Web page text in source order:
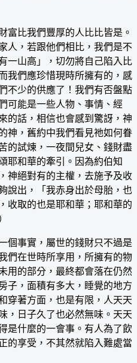
比我們豐厚的人比比皆是。
人，若跟他們相比，我們是不
一山高」，切勿將自己陷入比
我們應珍惜現時所擁有的，感
不少的供應了！我們有否盤點
可能是一些人物、事情、經
的話，相信也會感到驚訝，神
神，舊約中我們看見祂如何眷
的試煉，一夜間兒女、錢財盡
耶和華的牽引。因為約伯知
神絕對有的主權，去施予及收
說出，「我赤身出於母胎，也
收取的也是耶和華；耶和華的
事實，屬世的錢財只不過是
們在世時所享用，所擁有的物
用的部分，最終都會落在仍然
子，面積有多大，睡覺的地方
穿著方面，也是有限，人天天
，日子久了也必然無味。天天
是什麼的一會事。有人為了飲
的享受，不其然就陷入難處當